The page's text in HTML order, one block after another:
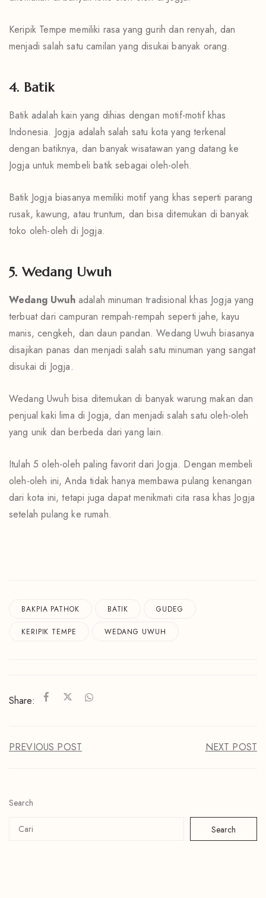
Keripik Tempe memiliki rasa yang gurih dan renyah, dan
menjadi salah satu camilan yang disukai banyak orang.
4. Batik
Batik adalah kain yang dihias dengan motif-motif khas
Indonesia. Jogja adalah salah satu kota yang terkenal
dengan batiknya, dan banyak wisatawan yang datang ke
Jogja untuk membeli batik sebagai oleh-oleh.
Batik Jogja biasanya memiliki motif yang khas seperti parang
rusak, kawung, atau truntum, dan bisa ditemukan di banyak
toko oleh-oleh di Jogja.
5. Wedang Uwuh
Wedang Uwuhadalah minuman tradisional khas Jogja yang
terbuat dari campuran rempah-rempah seperti jahe, kayu
manis, cengkeh, dan daun pandan. Wedang Uwuh biasanya
disajikan panas dan menjadi salah satu minuman yang sangat
disukai di Jogja.
Wedang Uwuh bisa ditemukan di banyak warung makan dan
penjual kaki lima di Jogja, dan menjadi salah satu oleh-oleh
yang unik dan berbeda dari yang lain.
Itulah 5 oleh-oleh paling favorit dari Jogja. Dengan membeli
oleh-oleh ini, Anda tidak hanya membawa pulang kenangan
dari kota ini, tetapi juga dapat menikmati cita rasa khas Jogja
setelah pulang ke rumah.
BAKPIA PATHOK BATIK GUDEG
KERIPIK TEMPE WEDANG UWUH
Share:
PREVIOUS POST NEXT POST
Search
Search